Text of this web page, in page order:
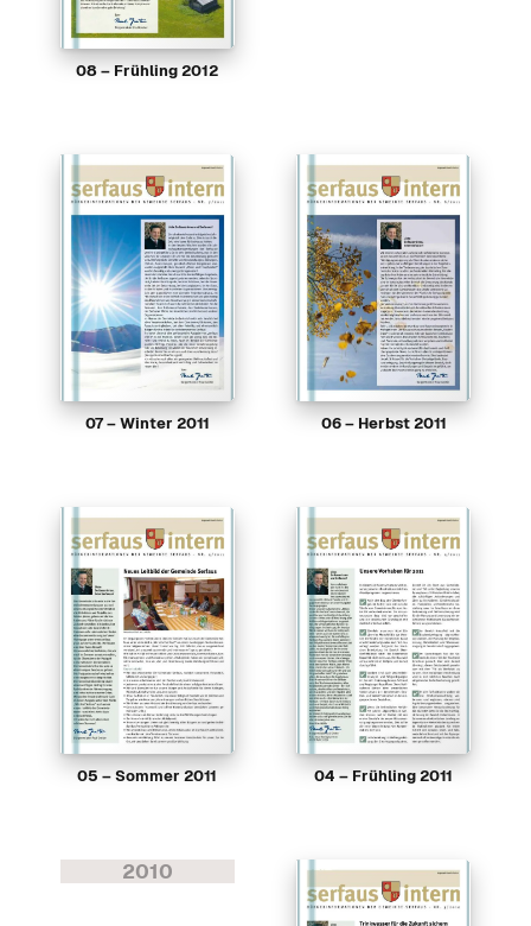
08 – Frühling 2012
07 – Winter 2011 06 – Herbst 2011
05 – Sommer 2011 04 – Frühling 2011
2010